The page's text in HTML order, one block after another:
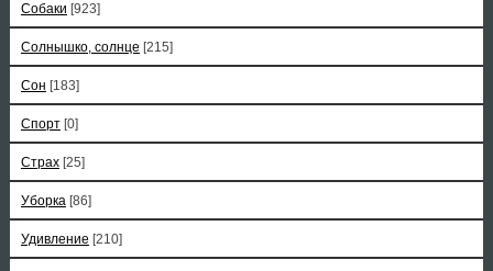
Собаки [923]
Солнышко, солнце [215]
Сон [183]
Спорт [0]
Страх [25]
Уборка [86]
Удивление [210]